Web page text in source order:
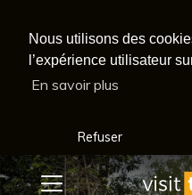
Nous utilisons des
l’expérience utilisateur
En savoir plus
Refuser
Menu